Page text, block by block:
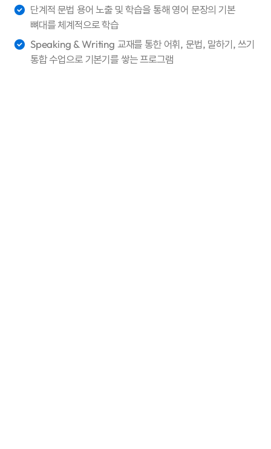
단계적 문법 용어 노출 및 학습을 통해 영어 문장의 기본
뼈대를 체계적으로 학습
Speaking & Writing 교재를 통한 어휘, 문법, 말하기, 쓰기
통합 수업으로 기본기를 쌓는 프로그램